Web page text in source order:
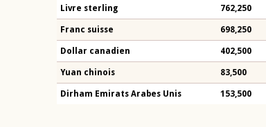
Livre sterling 762,250
Franc suisse 698,250
Dollar canadien 402,500
Yuan chinois 83,500
Dirham Emirats Arabes Unis 153,500